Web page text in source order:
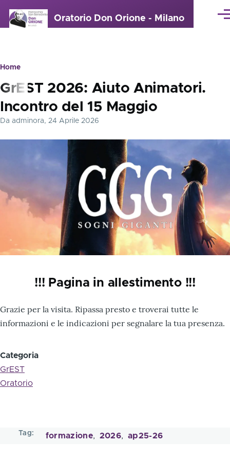
Oratorio Don Orione - Milano
Briciole
di
pane
Home
GrEST 2026: Aiuto Animatori.
Incontro del 15 Maggio
Da adminora, 24 Aprile 2026
!!! Pagina in allestimento !!!
Grazie per la visita. Ripassa presto e troverai tutte le
informazioni e le indicazioni per segnalare la tua presenza.
Categoria
GrEST
Oratorio
Tag formazione 2026 ap25-26